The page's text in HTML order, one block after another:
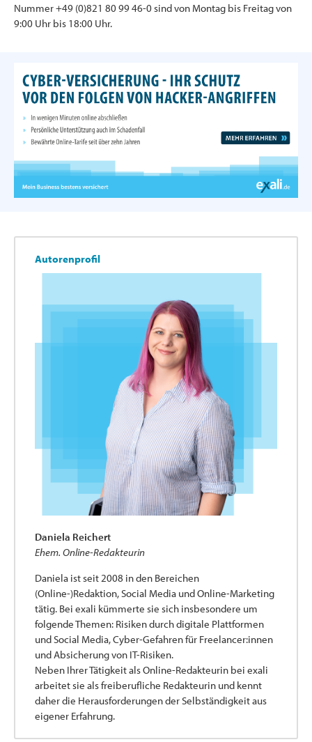
Nummer +49 (0)821 80 99 46-0 sind von Montag bis Freitag von
9:00 Uhr bis 18:00 Uhr.
Autorenprofil
Daniela Reichert
Ehem. Online-Redakteurin
Daniela ist seit 2008 in den Bereichen
(Online-)Redaktion, Social Media und Online-Marketing
tätig. Bei exali kümmerte sie sich insbesondere um
folgende Themen: Risiken durch digitale Plattformen
und Social Media, Cyber-Gefahren für Freelancer:innen
und Absicherung von IT-Risiken.
Neben Ihrer Tätigkeit als Online-Redakteurin bei exali
arbeitet sie als freiberufliche Redakteurin und kennt
daher die Herausforderungen der Selbständigkeit aus
eigener Erfahrung.